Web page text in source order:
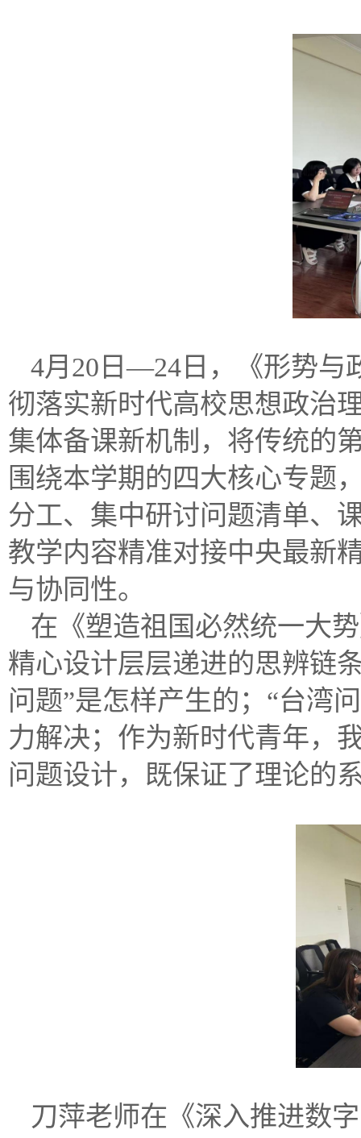
4月20日—24日，《形势与
彻落实新时代高校思想政治
集体备课新机制，将传统的
围绕本学期的四大核心专题
分工、集中研讨问题清单、
教学内容精准对接中央最新
与协同性。
在《塑造祖国必然统一大
精心设计层层递进的思辨链
问题”是怎样产生的；“台湾
力解决；作为新时代青年，
问题设计，既保证了理论的
刀萍老师在《深入推进数